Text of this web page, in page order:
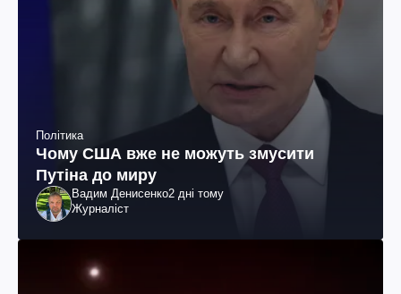
Політика
Чому США вже не можуть змусити
Путіна до миру
Вадим Денисенко2 дні тому
Журналіст